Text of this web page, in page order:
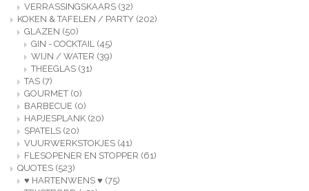
VERRASSINGSKAARS (32)
KOKEN & TAFELEN / PARTY (202)
GLAZEN (50)
GIN - COCKTAIL (45)
WIJN / WATER (39)
THEEGLAS (31)
TAS (7)
GOURMET (0)
BARBECUE (0)
HAPJESPLANK (20)
SPATELS (20)
VUURWERKSTOKJES (41)
FLESOPENER EN STOPPER (61)
QUOTES (523)
♥ HARTENWENS ♥ (75)